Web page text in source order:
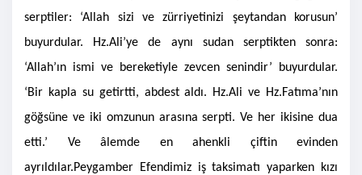
serptiler: ‘Allah sizi ve zürriyetinizi şeytandan korusun’
buyurdular. Hz.Ali’ye de aynı sudan serptikten sonra:
‘Allah’ın ismi ve bereketiyle zevcen senindir’ buyurdular.
‘Bir kapla su getirtti, abdest aldı. Hz.Ali ve Hz.Fatıma’nın
göğsüne ve iki omzunun arasına serpti. Ve her ikisine dua
etti.’ Ve âlemde en ahenkli çiftin evinden
ayrıldılar.Peygamber Efendimiz iş taksimatı yaparken kızı